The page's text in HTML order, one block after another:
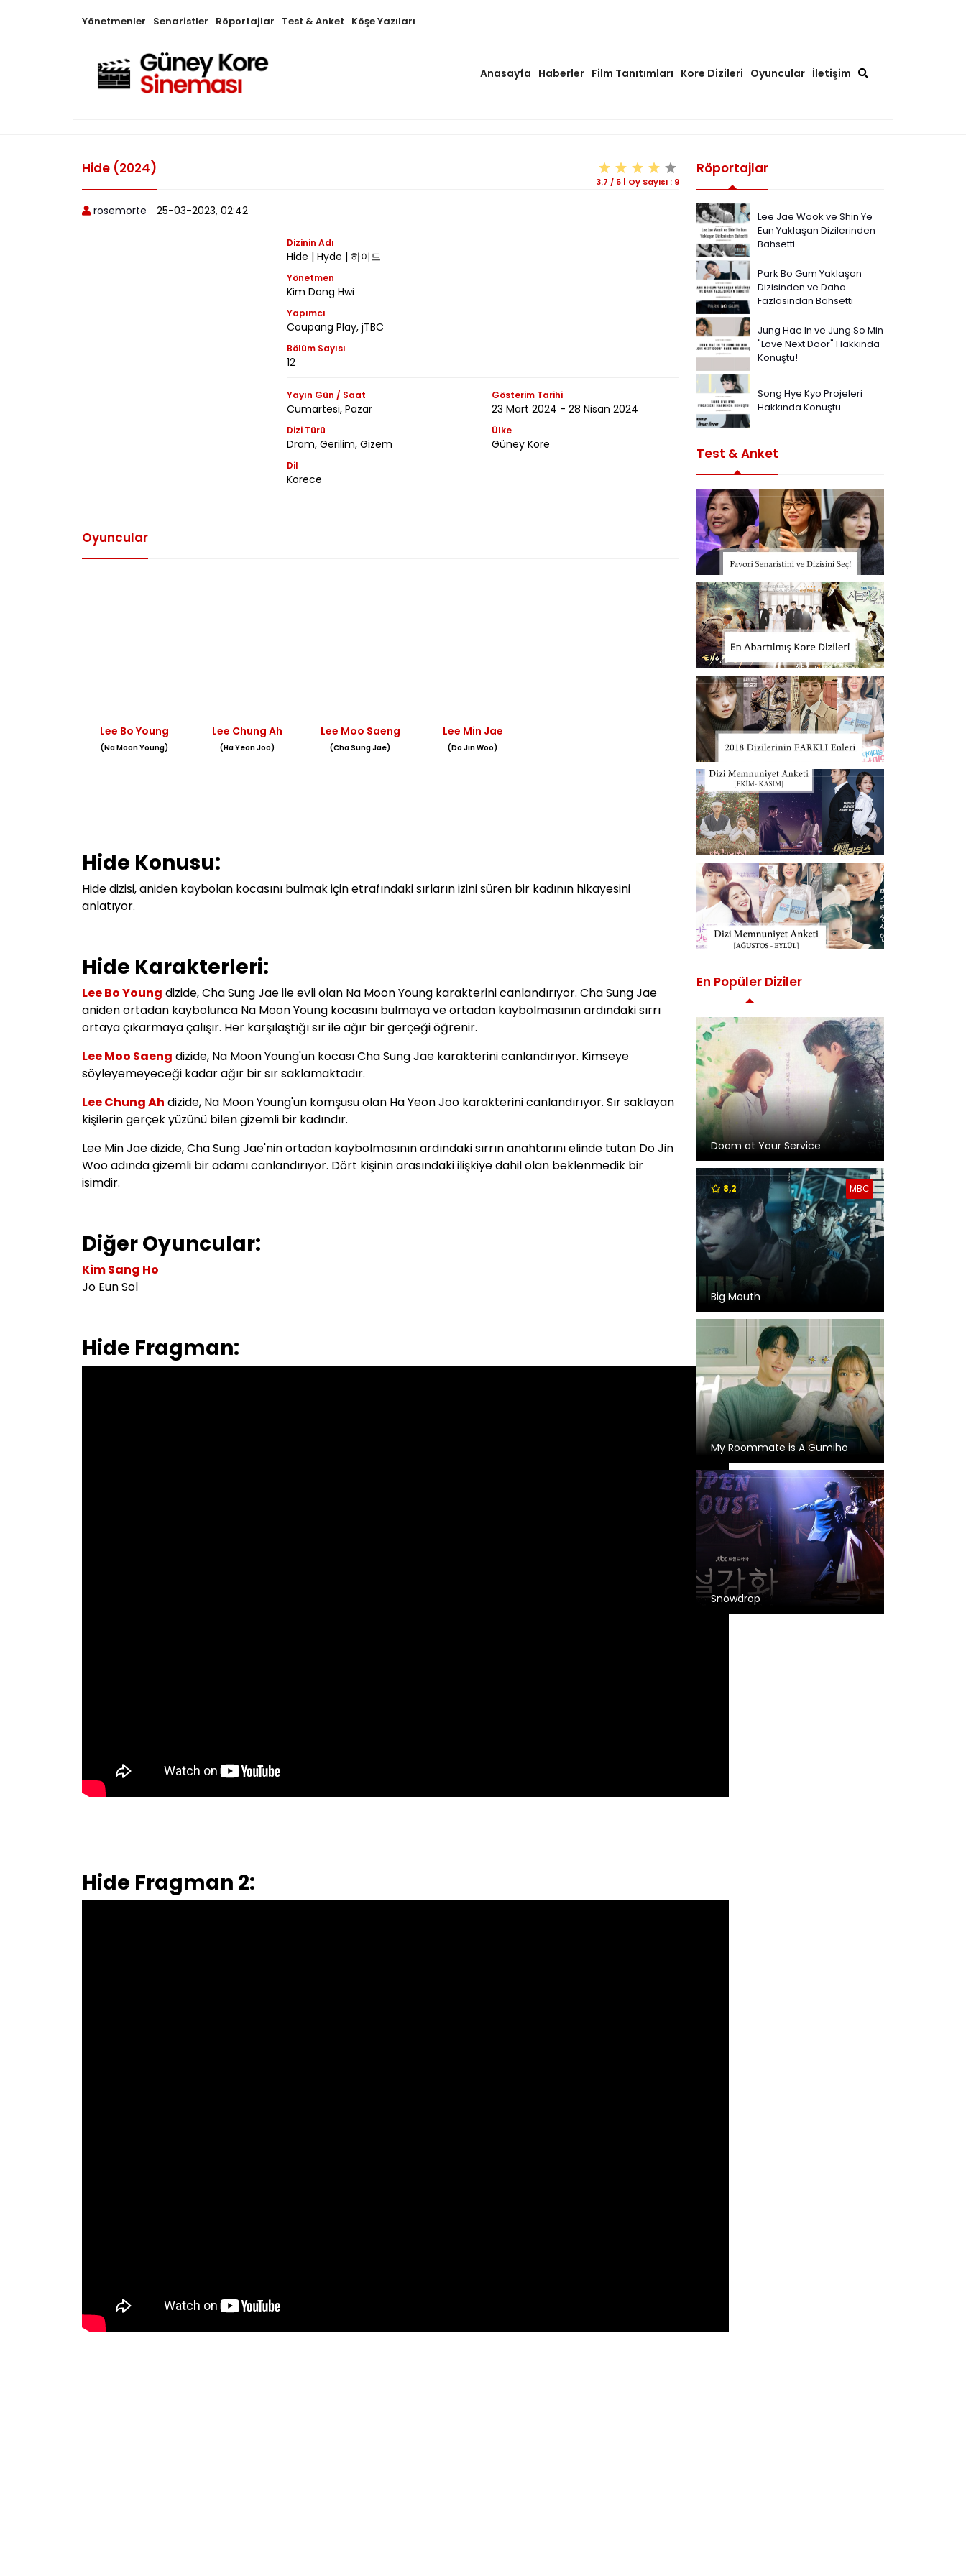
Yönetmenler Senaristler Röportajlar Test & Anket Köşe Yazıları
Anasayfa Haberler Film Tanıtımları Kore Dizileri Oyuncular İletişim
Hide (2024)
3.7 / 5 | Oy Sayısı : 9
rosemorte 25-03-2023, 02:42
Dizinin Adı
Hide | Hyde | 하이드
Yönetmen
Kim Dong Hwi
Yapımcı
Coupang Play, jTBC
Bölüm Sayısı
12
Yayın Gün / Saat
Cumartesi, Pazar
Gösterim Tarihi
23 Mart 2024 - 28 Nisan 2024
Dizi Türü
Dram, Gerilim, Gizem
Ülke
Güney Kore
Dil
Korece
Oyuncular
Lee Bo Young
(Na Moon Young)
Lee Chung Ah
(Ha Yeon Joo)
Lee Moo Saeng
(Cha Sung Jae)
Lee Min Jae
(Do Jin Woo)
Hide Konusu:
Hide dizisi, aniden kaybolan kocasını bulmak için etrafındaki sırların izini süren bir kadının hikayesini
anlatıyor.
Hide Karakterleri:
Lee Bo Young dizide,Cha Sung Jae ile evli olan Na Moon Young karakterini canlandırıyor. Cha Sung Jae
aniden ortadan kaybolunca Na Moon Young kocasını bulmaya ve ortadan kaybolmasının ardındaki sırrı
ortaya çıkarmaya çalışır. Her karşılaştığı sır ile ağır bir gerçeği öğrenir.
Lee Moo Saeng dizide, Na Moon Young'un kocası Cha Sung Jae karakterini canlandırıyor. Kimseye
söyleyemeyeceği kadar ağır bir sır saklamaktadır.
Lee Chung Ah dizide, Na Moon Young'un komşusu olan Ha Yeon Joo karakterini canlandırıyor. Sır saklayan
kişilerin gerçek yüzünü bilen gizemli bir kadındır.
Lee Min Jae dizide, Cha Sung Jae'nin ortadan kaybolmasının ardındaki sırrın anahtarını elinde tutan Do Jin
Woo adında gizemli bir adamı canlandırıyor. Dört kişinin arasındaki ilişkiye dahil olan beklenmedik bir
isimdir.
Diğer Oyuncular:
Kim Sang Ho
Jo Eun Sol
Hide Fragman:
Hide Fragman 2:
Röportajlar
Lee Jae Wook ve Shin Ye
Eun Yaklaşan Dizilerinden
Bahsetti
Park Bo Gum Yaklaşan
Dizisinden ve Daha
Fazlasından Bahsetti
Jung Hae In ve Jung So Min
"Love Next Door" Hakkında
Konuştu!
Song Hye Kyo Projeleri
Hakkında Konuştu
Test & Anket
En Popüler Diziler
Doom at Your Service
MBC
8,2
Big Mouth
My Roommate is A Gumiho
Snowdrop